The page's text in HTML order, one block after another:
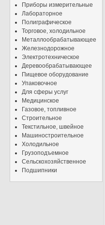
Приборы измерительные
Лабораторное
Полиграфическое
Торговое, холодильное
Металлообрабатывающее
Железнодорожное
Электротехническое
Деревообрабатывающее
Пищевое оборудование
Упаковочное
Для сферы услуг
Медицинское
Газовое, топливное
Строительное
Текстильное, швейное
Машиностроительное
Холодильное
Грузоподъемное
Сельскохозяйственное
Подшипники